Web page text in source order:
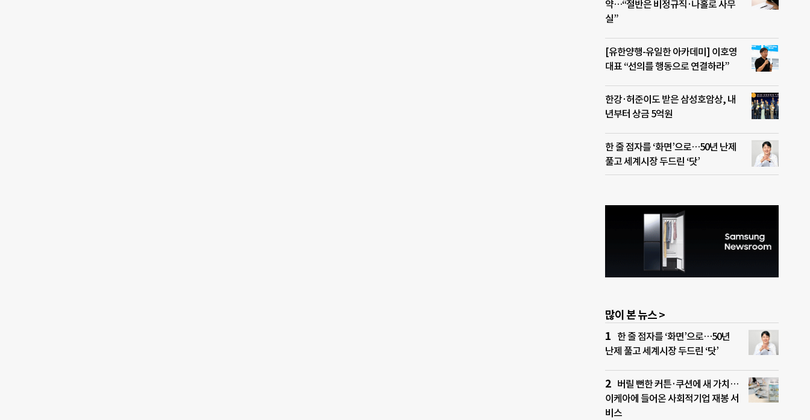
약…“절반은 비정규직·나홀로 사무
실”
[유한양행-유일한 아카데미] 이호영
대표 “선의를 행동으로 연결하라”
한강·허준이도 받은 삼성호암상, 내
년부터 상금 5억원
한 줄 점자를 ‘화면’으로…50년 난제
풀고 세계시장 두드린 ‘닷’
많이 본 뉴스 >
한 줄 점자를 ‘화면’으로…50년
난제 풀고 세계시장 두드린 ‘닷’
버릴 뻔한 커튼·쿠션에 새 가치…
이케아에 들어온 사회적기업 재봉 서
비스